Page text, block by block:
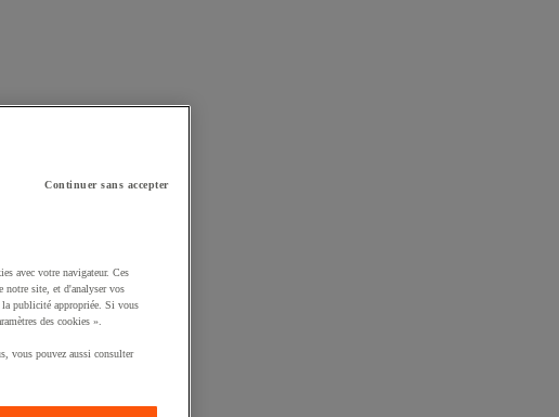
Continuer sans accepter
avec votre navigateur. Ces
notre site, et d'analyser vos
la publicité appropriée. Si vous
des cookies ».
vous pouvez aussi consulter